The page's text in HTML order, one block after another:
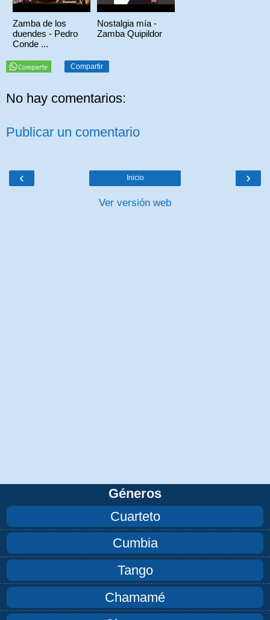
Zamba de los
duendes - Pedro
Conde ...
Nostalgia mía -
Zamba Quipildor
Compartir
No hay comentarios:
Publicar un comentario
‹ ›
Inicio
Ver versión web
Géneros
Cuarteto
Cumbia
Tango
Chamamé